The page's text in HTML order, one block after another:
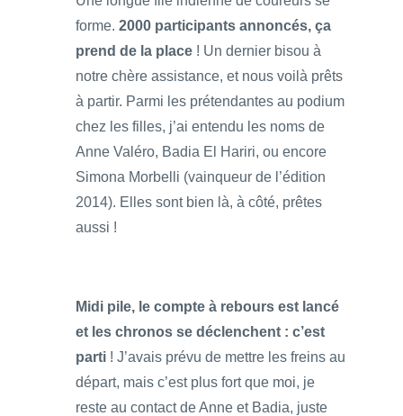
forme. 2000 participants annoncés, ça
prend de la place ! Un dernier bisou à
notre chère assistance, et nous voilà prêts
à partir. Parmi les prétendantes au podium
chez les filles, j’ai entendu les noms de
Anne Valéro, Badia El Hariri, ou encore
Simona Morbelli (vainqueur de l’édition
2014). Elles sont bien là, à côté, prêtes
aussi !
Midi pile, le compte à rebours est lancé
et les chronos se déclenchent : c’est
parti ! J’avais prévu de mettre les freins au
départ, mais c’est plus fort que moi, je
reste au contact de Anne et Badia, juste